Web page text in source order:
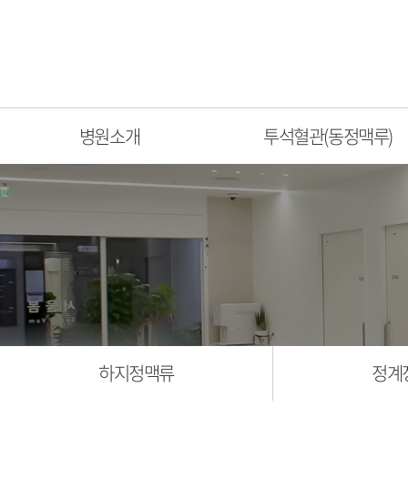
병원소개 투석혈관(동정맥루)
하지정맥류 정계